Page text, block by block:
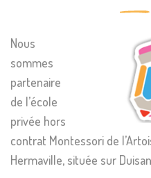
Nous
sommes
partenaire
de l’école
privée hors
contrat Montessori de
Hermaville, située sur